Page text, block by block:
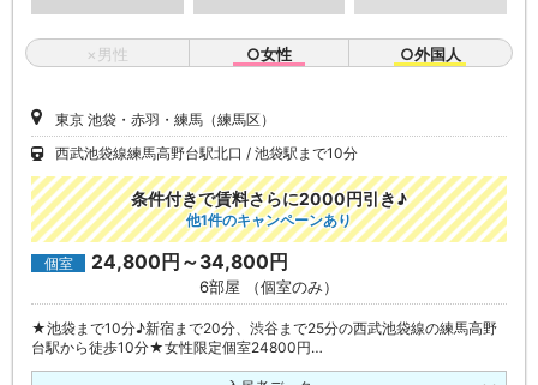
×男性 ○女性 ○外国人
東京 池袋・赤羽・練馬（練馬区）
西武池袋線練馬高野台駅北口
池袋駅まで10分
条件付きで賃料さらに2000円引き♪
他1件のキャンペーンあり
個室 24,800円～34,800円
6部屋 （個室のみ）
★池袋まで10分♪新宿まで20分、渋谷まで25分の西武池袋線の練馬高野
台駅から徒歩10分★女性限定個室24800円…